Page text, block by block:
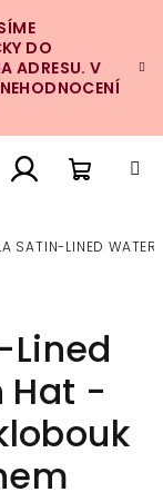
DO
ADRESU. V
SATIN-LINED
Hat -